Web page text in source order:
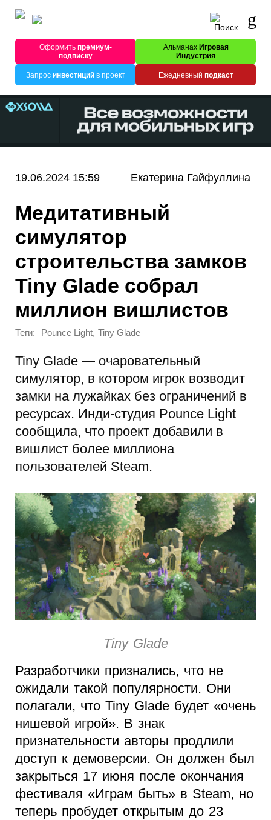
Оформитьпремиум-
подписку
Альманах Игровая
Индустрия
Запрос инвестицийв проект Ежедневный подкаст
19.06.2024 15:59 Екатерина Гайфуллина
Медитативный
симулятор
строительства замков
Tiny Glade собрал
миллион вишлистов
Теги: Pounce Light, Tiny Glade
Tiny Glade — очаровательный
симулятор, в котором игрок возводит
замки на лужайках без ограничений в
ресурсах. Инди-студия Pounce Light
сообщила, что проект добавили в
вишлист более миллиона
пользователей Steam.
Tiny Glade
Разработчики признались, что не
ожидали такой популярности. Они
полагали, что Tiny Glade будет «очень
нишевой игрой». В знак
признательности авторы продлили
доступ к демоверсии. Он должен был
закрыться 17 июня после окончания
фестиваля «Играм быть» в Steam, но
теперь пробудет открытым до 23